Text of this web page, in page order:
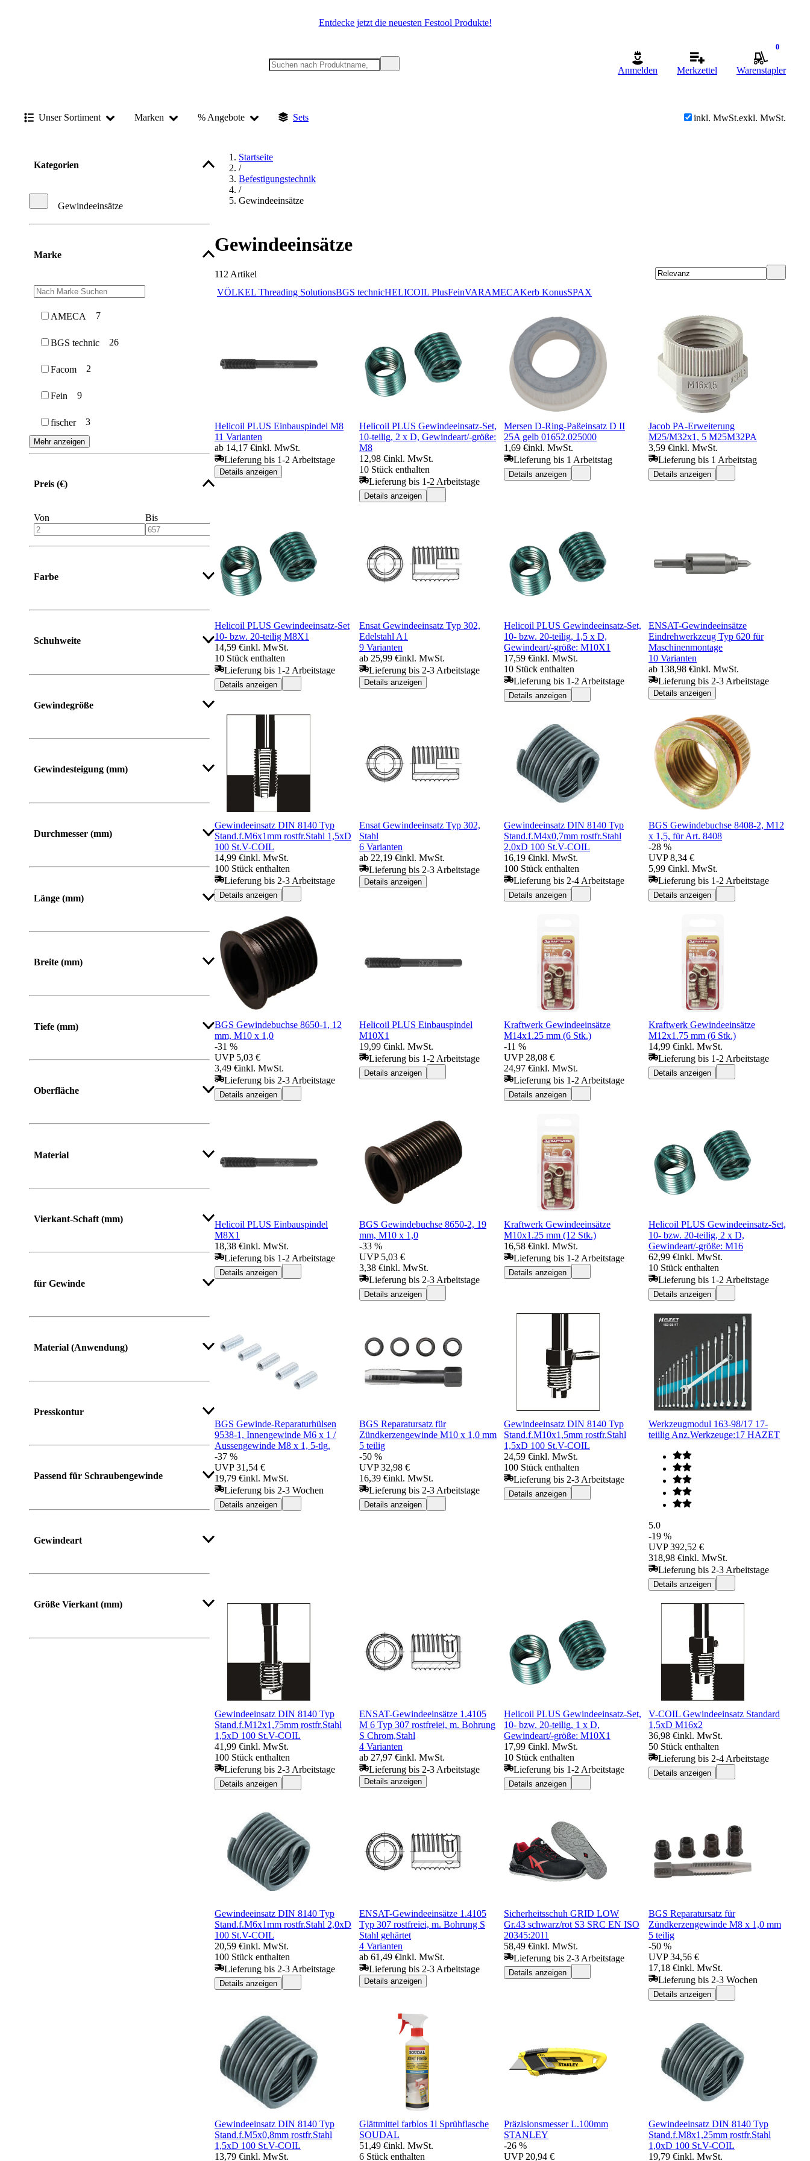
Entdecke jetzt die neuesten Festool Produkte!
Anmelden Merkzettel
0
Warenstapler
Unser Sortiment Marken % Angebote Sets inkl. MwSt.exkl. MwSt.
Kategorien
Gewindeeinsätze
Marke
AMECA 7
BGS technic 26
Facom 2
Fein 9
fischer 3
Mehr anzeigen
Preis (€)
Von Bis
Farbe
Schuhweite
Gewindegröße
Gewindesteigung (mm)
Durchmesser (mm)
Länge (mm)
Von Bis
Breite (mm)
Von Bis
Tiefe (mm)
Oberfläche
Material
Vierkant-Schaft (mm)
für Gewinde
Material (Anwendung)
Presskontur
Passend für Schraubengewinde
Gewindeart
Größe Vierkant (mm)
Startseite
/
Befestigungstechnik
/
Gewindeeinsätze
Gewindeeinsätze
112 Artikel
VÖLKEL Threading SolutionsBGS technicHELICOIL PlusFeinVARAMECAKerb KonusSPAX
Helicoil PLUS Einbauspindel M8
11 Varianten
ab 14,17 €inkl. MwSt.
Lieferung bis 1-2 Arbeitstage
Details anzeigen
Helicoil PLUS Gewindeeinsatz-Set,
10-teilig, 2 x D, Gewindeart/-größe:
M8
12,98 €inkl. MwSt.
10 Stück enthalten
Lieferung bis 1-2 Arbeitstage
Details anzeigen
Mersen D-Ring-Paßeinsatz D II
25A gelb 01652.025000
1,69 €inkl. MwSt.
Lieferung bis 1 Arbeitstag
Details anzeigen
Jacob PA-Erweiterung
M25/M32x1, 5 M25M32PA
3,59 €inkl. MwSt.
Lieferung bis 1 Arbeitstag
Details anzeigen
Helicoil PLUS Gewindeeinsatz-Set
10- bzw. 20-teilig M8X1
14,59 €inkl. MwSt.
10 Stück enthalten
Lieferung bis 1-2 Arbeitstage
Details anzeigen
Ensat Gewindeeinsatz Typ 302,
Edelstahl A1
9 Varianten
ab 25,99 €inkl. MwSt.
Lieferung bis 2-3 Arbeitstage
Details anzeigen
Helicoil PLUS Gewindeeinsatz-Set,
10- bzw. 20-teilig, 1,5 x D,
Gewindeart/-größe: M10X1
17,59 €inkl. MwSt.
10 Stück enthalten
Lieferung bis 1-2 Arbeitstage
Details anzeigen
ENSAT-Gewindeeinsätze
Eindrehwerkzeug Typ 620 für
Maschinenmontage
10 Varianten
ab 138,98 €inkl. MwSt.
Lieferung bis 2-3 Arbeitstage
Details anzeigen
Gewindeeinsatz DIN 8140 Typ
Stand.f.M6x1mm rostfr.Stahl 1,5xD
100 St.V-COIL
14,99 €inkl. MwSt.
100 Stück enthalten
Lieferung bis 2-3 Arbeitstage
Details anzeigen
Ensat Gewindeeinsatz Typ 302,
Stahl
6 Varianten
ab 22,19 €inkl. MwSt.
Lieferung bis 2-3 Arbeitstage
Details anzeigen
Gewindeeinsatz DIN 8140 Typ
Stand.f.M4x0,7mm rostfr.Stahl
2,0xD 100 St.V-COIL
16,19 €inkl. MwSt.
100 Stück enthalten
Lieferung bis 2-4 Arbeitstage
Details anzeigen
BGS Gewindebuchse 8408-2, M12
x 1,5, für Art. 8408
-28 %
UVP 8,34 €
5,99 €inkl. MwSt.
Lieferung bis 1-2 Arbeitstage
Details anzeigen
BGS Gewindebuchse 8650-1, 12
mm, M10 x 1,0
-31 %
UVP 5,03 €
3,49 €inkl. MwSt.
Lieferung bis 2-3 Arbeitstage
Details anzeigen
Helicoil PLUS Einbauspindel
M10X1
19,99 €inkl. MwSt.
Lieferung bis 1-2 Arbeitstage
Details anzeigen
Kraftwerk Gewindeeinsätze
M14x1.25 mm (6 Stk.)
-11 %
UVP 28,08 €
24,97 €inkl. MwSt.
Lieferung bis 1-2 Arbeitstage
Details anzeigen
Kraftwerk Gewindeeinsätze
M12x1.75 mm (6 Stk.)
14,99 €inkl. MwSt.
Lieferung bis 1-2 Arbeitstage
Details anzeigen
Helicoil PLUS Einbauspindel
M8X1
18,38 €inkl. MwSt.
Lieferung bis 1-2 Arbeitstage
Details anzeigen
BGS Gewindebuchse 8650-2, 19
mm, M10 x 1,0
-33 %
UVP 5,03 €
3,38 €inkl. MwSt.
Lieferung bis 2-3 Arbeitstage
Details anzeigen
Kraftwerk Gewindeeinsätze
M10x1.25 mm (12 Stk.)
16,58 €inkl. MwSt.
Lieferung bis 1-2 Arbeitstage
Details anzeigen
Helicoil PLUS Gewindeeinsatz-Set,
10- bzw. 20-teilig, 2 x D,
Gewindeart/-größe: M16
62,99 €inkl. MwSt.
10 Stück enthalten
Lieferung bis 1-2 Arbeitstage
Details anzeigen
BGS Gewinde-Reparaturhülsen
9538-1, Innengewinde M6 x 1 /
Aussengewinde M8 x 1, 5-tlg.
-37 %
UVP 31,54 €
19,79 €inkl. MwSt.
Lieferung bis 2-3 Wochen
Details anzeigen
BGS Reparatursatz für
Zündkerzengewinde M10 x 1,0 mm
5 teilig
-50 %
UVP 32,98 €
16,39 €inkl. MwSt.
Lieferung bis 2-3 Arbeitstage
Details anzeigen
Gewindeeinsatz DIN 8140 Typ
Stand.f.M10x1,5mm rostfr.Stahl
1,5xD 100 St.V-COIL
24,59 €inkl. MwSt.
100 Stück enthalten
Lieferung bis 2-3 Arbeitstage
Details anzeigen
Werkzeugmodul 163-98/17 17-
teiilig Anz.Werkzeuge:17 HAZET
5.0
-19 %
UVP 392,52 €
318,98 €inkl. MwSt.
Lieferung bis 2-3 Arbeitstage
Details anzeigen
Gewindeeinsatz DIN 8140 Typ
Stand.f.M12x1,75mm rostfr.Stahl
1,5xD 100 St.V-COIL
41,99 €inkl. MwSt.
100 Stück enthalten
Lieferung bis 2-3 Arbeitstage
Details anzeigen
ENSAT-Gewindeeinsätze 1.4105
M 6 Typ 307 rostfreiei, m. Bohrung
S Chrom,Stahl
4 Varianten
ab 27,97 €inkl. MwSt.
Lieferung bis 2-3 Arbeitstage
Details anzeigen
Helicoil PLUS Gewindeeinsatz-Set,
10- bzw. 20-teilig, 1 x D,
Gewindeart/-größe: M10X1
17,99 €inkl. MwSt.
10 Stück enthalten
Lieferung bis 1-2 Arbeitstage
Details anzeigen
V-COIL Gewindeeinsatz Standard
1,5xD M16x2
36,98 €inkl. MwSt.
50 Stück enthalten
Lieferung bis 2-4 Arbeitstage
Details anzeigen
Gewindeeinsatz DIN 8140 Typ
Stand.f.M6x1mm rostfr.Stahl 2,0xD
100 St.V-COIL
20,59 €inkl. MwSt.
100 Stück enthalten
Lieferung bis 2-3 Arbeitstage
Details anzeigen
ENSAT-Gewindeeinsätze 1.4105
Typ 307 rostfreiei, m. Bohrung S
Stahl gehärtet
4 Varianten
ab 61,49 €inkl. MwSt.
Lieferung bis 2-3 Arbeitstage
Details anzeigen
Sicherheitsschuh GRID LOW
Gr.43 schwarz/rot S3 SRC EN ISO
20345:2011
58,49 €inkl. MwSt.
Lieferung bis 2-3 Arbeitstage
Details anzeigen
BGS Reparatursatz für
Zündkerzengewinde M8 x 1,0 mm
5 teilig
-50 %
UVP 34,56 €
17,18 €inkl. MwSt.
Lieferung bis 2-3 Wochen
Details anzeigen
Gewindeeinsatz DIN 8140 Typ
Stand.f.M5x0,8mm rostfr.Stahl
1,5xD 100 St.V-COIL
13,79 €inkl. MwSt.
Glättmittel farblos 1l Sprühflasche
SOUDAL
51,49 €inkl. MwSt.
6 Stück enthalten
Präzisionsmesser L.100mm
STANLEY
-26 %
UVP 20,94 €
Gewindeeinsatz DIN 8140 Typ
Stand.f.M8x1,25mm rostfr.Stahl
1,0xD 100 St.V-COIL
19,79 €inkl. MwSt.